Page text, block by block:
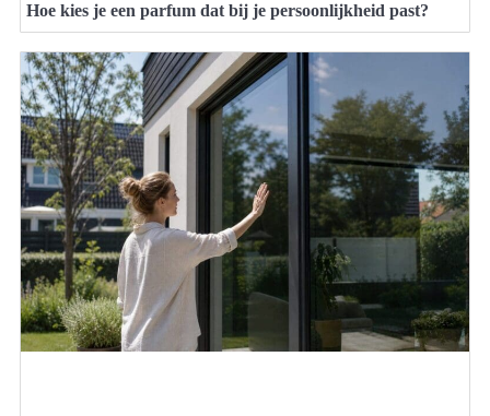
Hoe kies je een parfum dat bij je persoonlijkheid past?